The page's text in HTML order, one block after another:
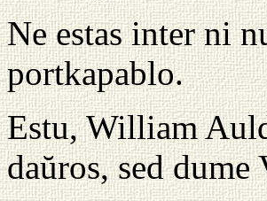
Ne estas inter ni
portkapablo.
Estu, William
daŭros, sed dume